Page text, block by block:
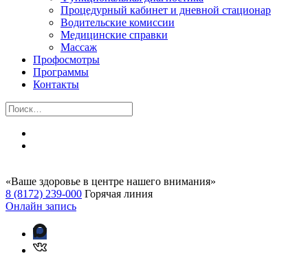
Процедурный кабинет и дневной стационар
Водительские комиссии
Медицинские справки
Массаж
Профосмотры
Программы
Контакты
«Ваше здоровье в центре нашего внимания»
8 (8172) 239-000 Горячая линия
Онлайн запись